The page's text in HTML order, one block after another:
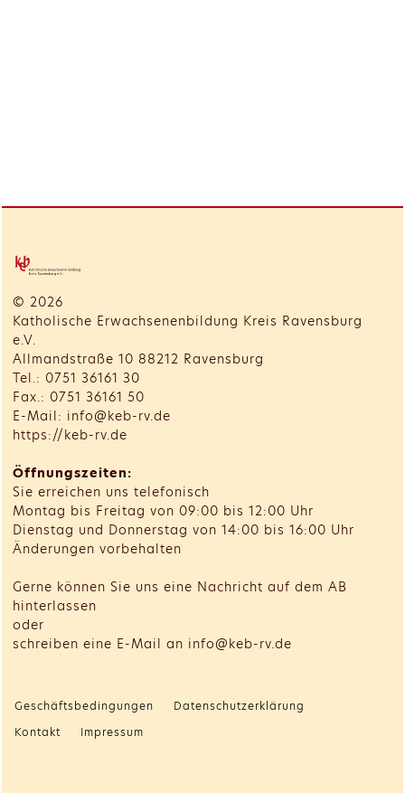
© 2026
Katholische Erwachsenenbildung Kreis Ravensburg
e.V.
Allmandstraße 10 88212 Ravensburg
Tel.: 0751 36161 30
Fax.: 0751 36161 50
E-Mail: info@keb-rv.de
https://keb-rv.de
Öffnungszeiten:
Sie erreichen uns telefonisch
Montag bis Freitag von 09:00 bis 12:00 Uhr
Dienstag und Donnerstag von 14:00 bis 16:00 Uhr
Änderungen vorbehalten
Gerne können Sie uns eine Nachricht auf dem AB
hinterlassen
oder
schreiben eine E-Mail an info@keb-rv.de
Geschäftsbedingungen
Datenschutzerklärung
Kontakt
Impressum